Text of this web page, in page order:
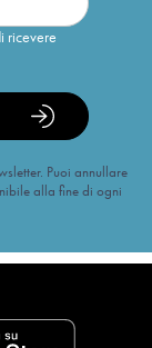
ricevere
Puoi annullare
alla fine di ogni